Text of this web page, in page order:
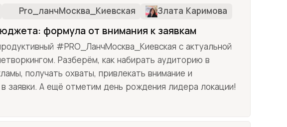
Pro_ланчМосква_Киевская Злата Каримова
формула от внимания к заявкам
#PRO_ЛанчМосква_Киевская с актуальной
Разберём, как набирать аудиторию в
получать охваты, привлекать внимание и
заявки. А ещё отметим день рождения лидера локации!